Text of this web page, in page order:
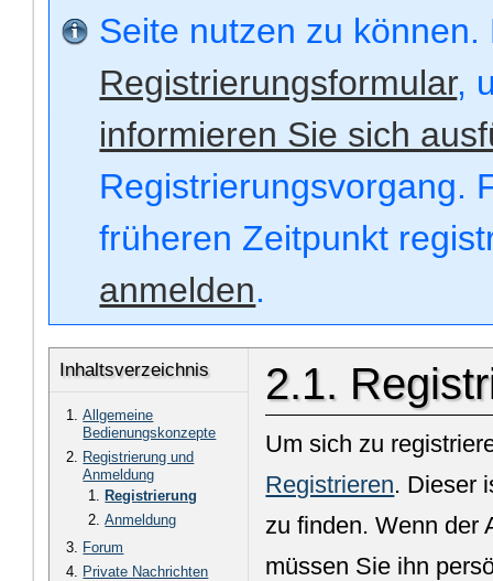
Seite nutzen zu
Registrierungsformular,
informieren Sie sich
Registrierungsvorgang.
früheren Zeitpunkt
anmelden.
Inhaltsverzeichnis
Allgemeine
Bedienungskonzepte
Registrierung und
Anmeldung
Registrierung
Anmeldung
Forum
Private Nachrichten
2.1.
Um sich zu
Registrieren. Dieser
zu finden. Wenn der
müssen Sie ihn